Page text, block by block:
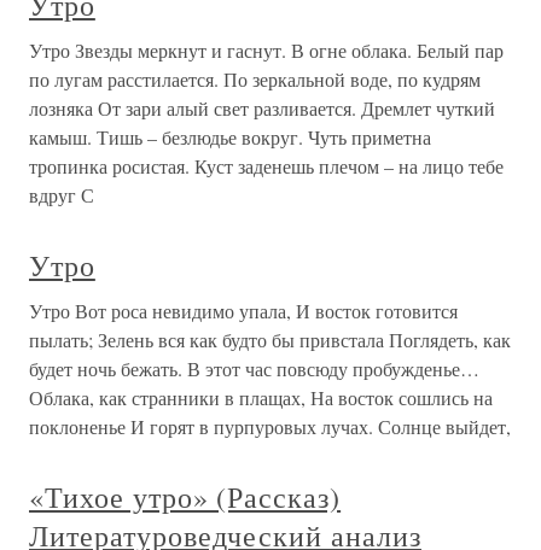
Утро Звезды меркнут и гаснут. В огне облака. Белый пар
по лугам расстилается. По зеркальной воде, по кудрям
лозняка От зари алый свет разливается. Дремлет чуткий
камыш. Тишь – безлюдье вокруг. Чуть приметна
тропинка росистая. Куст заденешь плечом – на лицо тебе
вдруг С
Утро
Утро Вот роса невидимо упала, И восток готовится
пылать; Зелень вся как будто бы привстала Поглядеть, как
будет ночь бежать. В этот час повсюду пробужденье…
Облака, как странники в плащах, На восток сошлись на
поклоненье И горят в пурпуровых лучах. Солнце выйдет,
«Тихое утро» (Рассказ)
Литературоведческий анализ